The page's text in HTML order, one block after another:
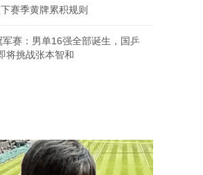
赛季黄牌累积规则
赛：男单16强全部诞生，国乒
将挑战张本智和